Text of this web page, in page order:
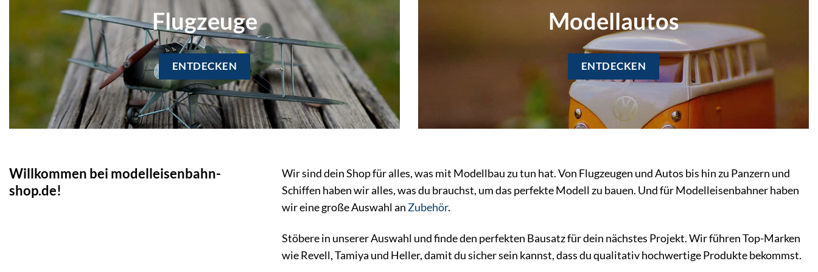
Flugzeuge
ENTDECKEN
Modellautos
ENTDECKEN
Willkommen bei modelleisenbahn-
shop.de!
Wir sind dein Shop für alles, was mit Modellbau zu tun hat. Von Flugzeugen und Autos bis hin zu Panzern und
Schiffen haben wir alles, was du brauchst, um das perfekte Modell zu bauen. Und für Modelleisenbahner haben
wir eine große Auswahl an Zubehör.
Stöbere in unserer Auswahl und finde den perfekten Bausatz für dein nächstes Projekt. Wir führen Top-Marken
wie Revell, Tamiya und Heller, damit du sicher sein kannst, dass du qualitativ hochwertige Produkte bekommst.